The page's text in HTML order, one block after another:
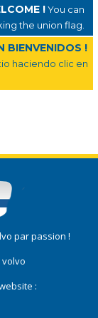
!You can
the union flag.
BIENVENIDOS !
haciendo clic en
par passion !
volvo
: